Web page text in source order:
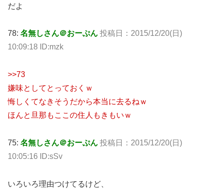
だよ
78: 名無しさん＠おーぷん 投稿日：2015/12/20(日)
10:09:18 ID:mzk
>>73
嫌味としてとっておくｗ
悔しくてなきそうだから本当に去るねｗ
ほんと旦那もここの住人もきもいｗ
75: 名無しさん＠おーぷん 投稿日：2015/12/20(日)
10:05:16 ID:sSv
いろいろ理由つけてるけど、